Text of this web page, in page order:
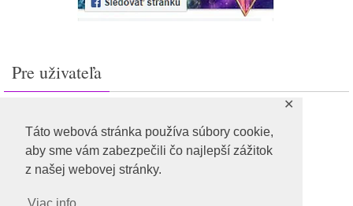
Táto webová stránka používa súbory cookie,
aby sme vám zabezpečili čo najlepší zážitok
z našej webovej stránky.
✕
Pre uživateľa
Feed záznamov
RSS feed komentárov
WordPress.org